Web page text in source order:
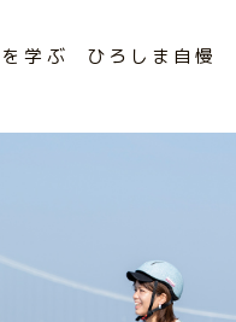
学ぶ ひろしま自慢